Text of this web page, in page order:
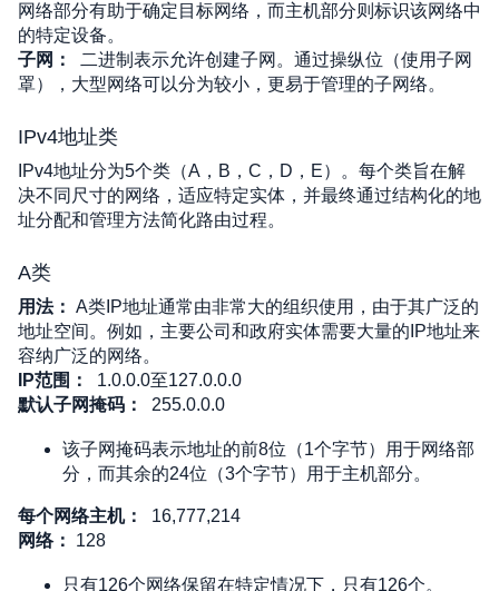
网络部分有助于确定目标网络，而主机部分则标识该网络中
的特定设备。
子网：
二进制表示允许创建子网。通过操纵位（使用子网
罩），大型网络可以分为较小，更易于管理的子网络。
IPv4地址类
IPv4地址分为5个类（A，B，C，D，E）。每个类旨在解
决不同尺寸的网络，适应特定实体，并最终通过结构化的地
址分配和管理方法简化路由过程。
A类
用法： A类IP地址通常由非常大的组织使用，由于其广泛的
地址空间。例如，主要公司和政府实体需要大量的IP地址来
容纳广泛的网络。
IP范围：
1.0.0.0至127.0.0.0
默认子网掩码：
255.0.0.0
该子网掩码表示地址的前8位（1个字节）用于网络部
分，而其余的24位（3个字节）用于主机部分。
每个网络主机：
16,777,214
网络：
128
只有126个网络保留在特定情况下，只有126个。